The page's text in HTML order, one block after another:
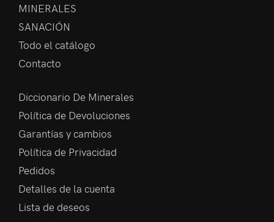
MINERALES
SANACIÓN
Todo el catálogo
Contacto
Diccionario De Minerales
Política de Devoluciones
Garantías y cambios
Política de Privacidad
Pedidos
Detalles de la cuenta
Lista de deseos